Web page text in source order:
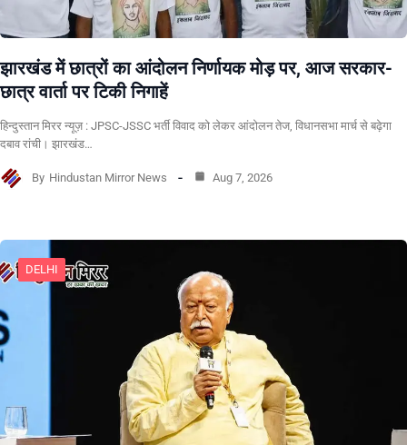
झारखंड में छात्रों का आंदोलन निर्णायक मोड़ पर, आज सरकार-
छात्र वार्ता पर टिकी निगाहें
हिन्दुस्तान मिरर न्यूज़ : JPSC-JSSC भर्ती विवाद को लेकर आंदोलन तेज, विधानसभा मार्च से बढ़ेगा
दबाव रांची। झारखंड…
By Hindustan Mirror News Aug 7, 2026
DELHI